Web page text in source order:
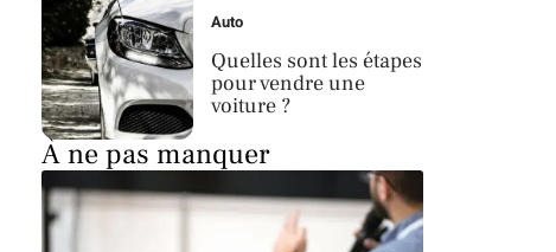
Auto
Quelles sont les étapes
pour vendre une
voiture ?
À ne pas manquer